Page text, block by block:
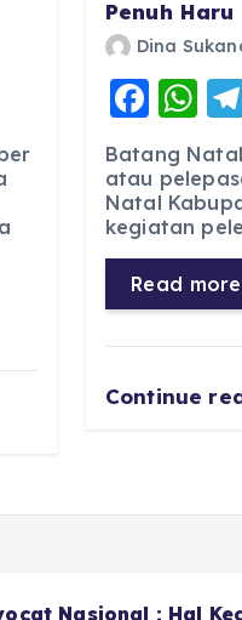
Penuh Haru
Dina
F
a
c
e
b
o
W
h
a
ts
A
p
Batang
atau
Natal
kegiatan
Read more
Continue
LPJU Kotanopan,